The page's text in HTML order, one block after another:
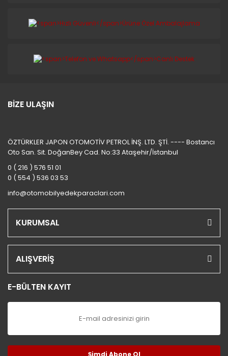
BİZE ULAŞIN
ÖZTÜRKLER JAPON OTOMOTİV PETROL İNŞ. LTD. ŞTİ. ---- Bostancı
Oto San. Sit. DoğanBey Cad. No:33 Ataşehir/İstanbul
0 ( 216 ) 576 51 01
0 ( 554 ) 536 03 53
info@otomobilyedekparaclari.com
KURUMSAL
ALIŞVERİŞ
E-BÜLTEN KAYIT
Şimdi Abone Ol